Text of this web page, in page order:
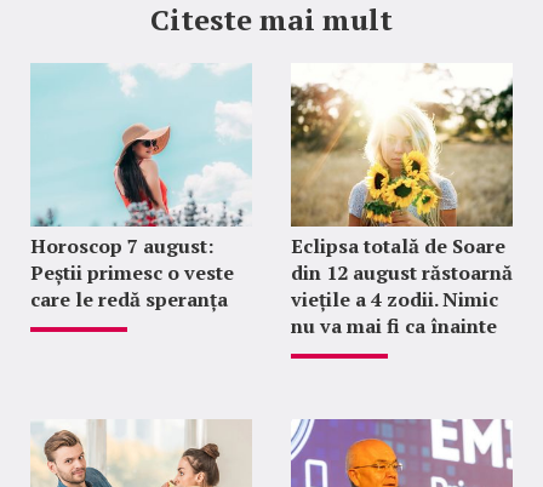
Citeste mai mult
Horoscop 7 august:
Peștii primesc o veste
care le redă speranța
Eclipsa totală de Soare
din 12 august răstoarnă
viețile a 4 zodii. Nimic
nu va mai fi ca înainte